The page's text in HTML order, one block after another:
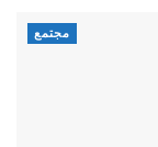
مجتمع